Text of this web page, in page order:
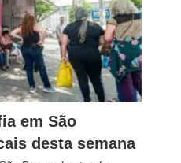
em São
desta semana